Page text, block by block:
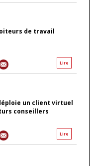
de travail
Lire
un client virtuel
conseillers
Lire